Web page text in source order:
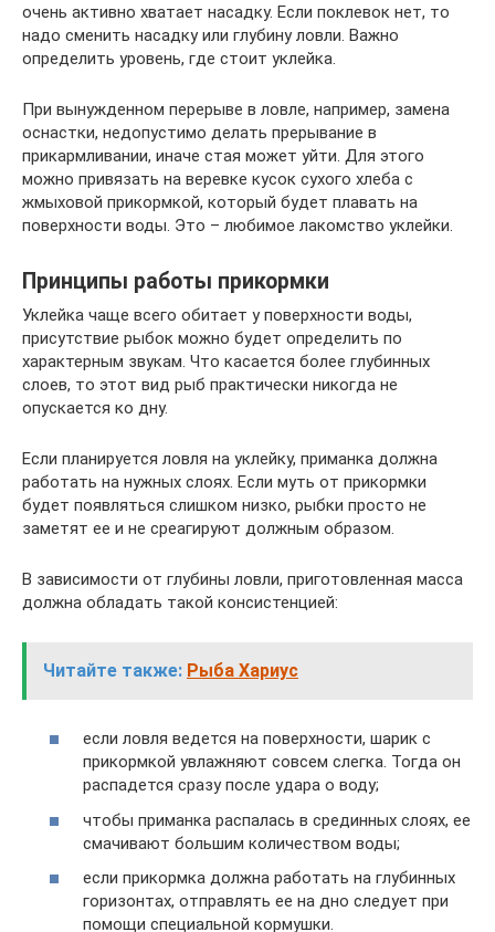
очень активно хватает насадку. Если поклевок нет, то
надо сменить насадку или глубину ловли. Важно
определить уровень, где стоит уклейка.
При вынужденном перерыве в ловле, например, замена
оснастки, недопустимо делать прерывание в
прикармливании, иначе стая может уйти. Для этого
можно привязать на веревке кусок сухого хлеба с
жмыховой прикормкой, который будет плавать на
поверхности воды. Это – любимое лакомство уклейки.
Принципы работы прикормки
Уклейка чаще всего обитает у поверхности воды,
присутствие рыбок можно будет определить по
характерным звукам. Что касается более глубинных
слоев, то этот вид рыб практически никогда не
опускается ко дну.
Если планируется ловля на уклейку, приманка должна
работать на нужных слоях. Если муть от прикормки
будет появляться слишком низко, рыбки просто не
заметят ее и не среагируют должным образом.
В зависимости от глубины ловли, приготовленная масса
должна обладать такой консистенцией:
Читайте также: Рыба Хариус
если ловля ведется на поверхности, шарик с
прикормкой увлажняют совсем слегка. Тогда он
распадется сразу после удара о воду;
чтобы приманка распалась в срединных слоях, ее
смачивают большим количеством воды;
если прикормка должна работать на глубинных
горизонтах, отправлять ее на дно следует при
помощи специальной кормушки.